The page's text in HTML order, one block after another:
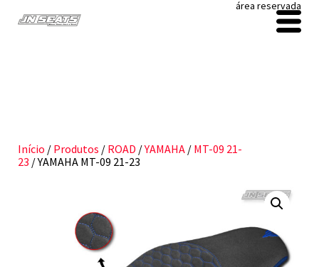
área reservada
Início / Produtos / ROAD /YAMAHA / MT-09 21-
23 / YAMAHA MT-09 21-23